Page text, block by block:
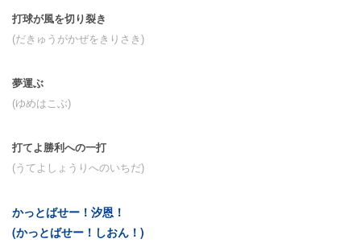
打球が風を切り裂き
(だきゅうがかぜをきりさき)
夢運ぶ
(ゆめはこぶ)
打てよ勝利への一打
(うてよしょうりへのいちだ)
かっとばせー！汐恩！
(かっとばせー！しおん！)